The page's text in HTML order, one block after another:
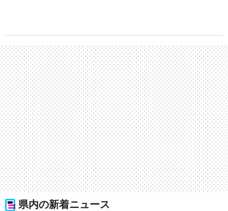
県内の新着ニュース